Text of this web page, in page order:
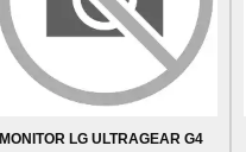
MONITOR LG ULTRAGEAR G4